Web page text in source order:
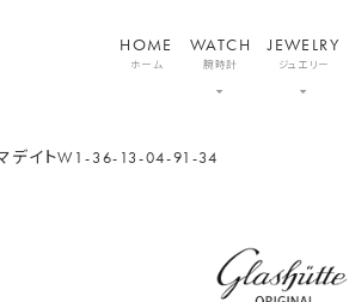
HOME
ホーム
WATCH
腕時計
JEWELRY
ジュエリー
デイトW1-36-13-04-91-34